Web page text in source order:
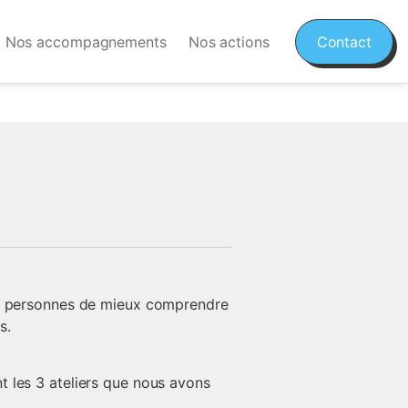
Nos accompagnements Nos actions Contact
de mieux comprendre
les 3 ateliers que nous avons